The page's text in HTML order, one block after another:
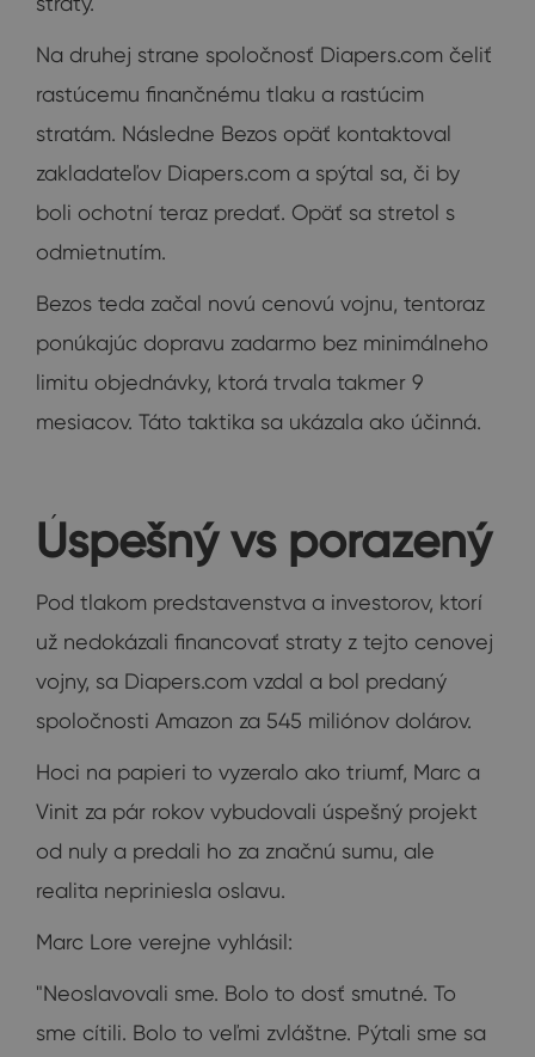
Na druhej strane spoločnosť Diapers.com čeliť
rastúcemu finančnému tlaku a rastúcim
stratám. Následne Bezos opäť kontaktoval
zakladateľov Diapers.com a spýtal sa, či by
boli ochotní teraz predať. Opäť sa stretol s
odmietnutím.
Bezos teda začal novú cenovú vojnu, tentoraz
ponúkajúc dopravu zadarmo bez minimálneho
limitu objednávky, ktorá trvala takmer 9
mesiacov. Táto taktika sa ukázala ako účinná.
Úspešný vs porazený
Pod tlakom predstavenstva a investorov, ktorí
už nedokázali financovať straty z tejto cenovej
vojny, sa Diapers.com vzdal a bol predaný
spoločnosti Amazon za 545 miliónov dolárov.
Hoci na papieri to vyzeralo ako triumf, Marc a
Vinit za pár rokov vybudovali úspešný projekt
od nuly a predali ho za značnú sumu, ale
realita nepriniesla oslavu.
Marc Lore verejne vyhlásil:
"Neoslavovali sme. Bolo to dosť smutné. To
sme cítili. Bolo to veľmi zvláštne. Pýtali sme sa